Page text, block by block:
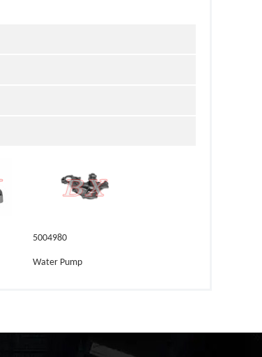
5004980
Water Pump